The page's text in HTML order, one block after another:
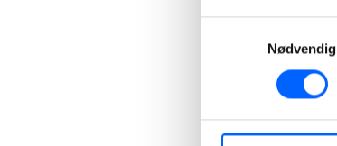
Nødvendig